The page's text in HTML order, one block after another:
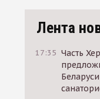
Лента
17:35 Часть